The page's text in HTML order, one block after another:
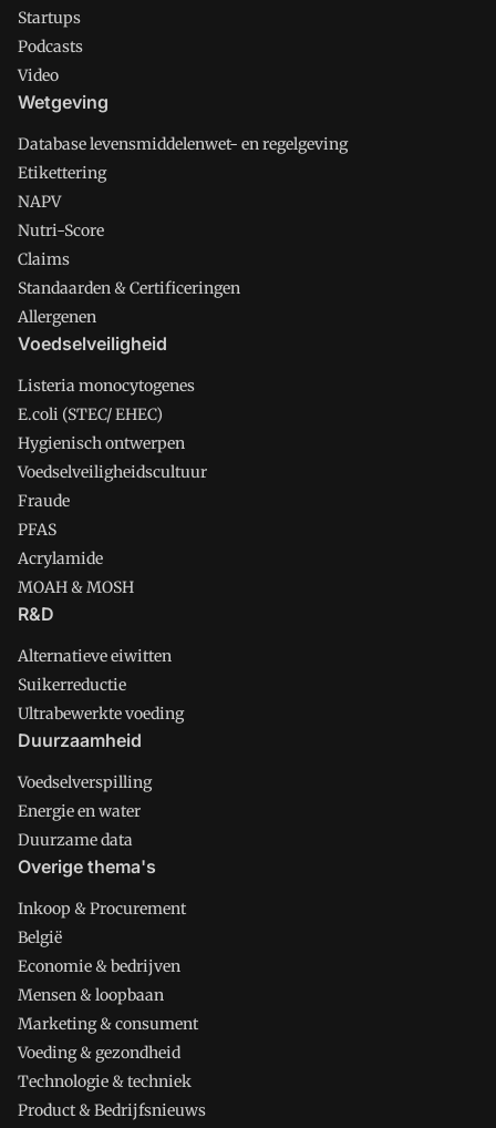
Startups
Podcasts
Video
Wetgeving
Database levensmiddelenwet- en regelgeving
Etikettering
NAPV
Nutri-Score
Claims
Standaarden & Certificeringen
Allergenen
Voedselveiligheid
Listeria monocytogenes
E.coli (STEC/ EHEC)
Hygienisch ontwerpen
Voedselveiligheidscultuur
Fraude
PFAS
Acrylamide
MOAH & MOSH
R&D
Alternatieve eiwitten
Suikerreductie
Ultrabewerkte voeding
Duurzaamheid
Voedselverspilling
Energie en water
Duurzame data
Overige thema's
Inkoop & Procurement
België
Economie & bedrijven
Mensen & loopbaan
Marketing & consument
Voeding & gezondheid
Technologie & techniek
Product & Bedrijfsnieuws